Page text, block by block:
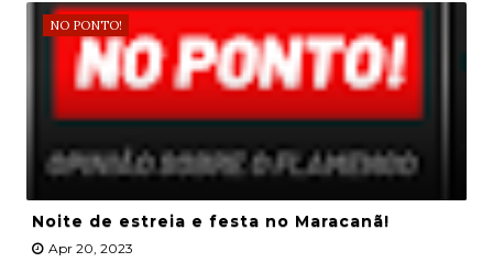
NO PONTO!
Noite de estreia e festa no Maracanã!
Apr 20, 2023